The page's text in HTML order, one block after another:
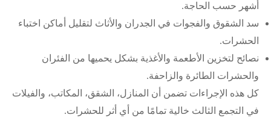
أشهر حسب الحاجة.
سد الشقوق والفجوات في الجدران والأثاث لتقليل أماكن اختباء
الحشرات.
نصائح لتخزين الأطعمة والأغذية بشكل يحميها من الفئران
والحشرات الطائرة والزاحفة.
كل هذه الإجراءات تضمن أن المنازل، الشقق، المكاتب، والفيلات
في التجمع الثالث خالية تمامًا من أي أثر للحشرات.